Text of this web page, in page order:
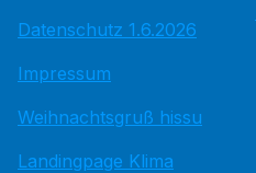
Datenschutz 1.6.2026
Impressum
Weihnachtsgruß hissu
Landingpage Klima